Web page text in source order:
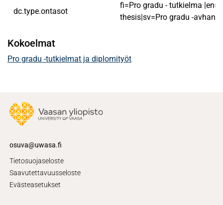
dc.type.ontasot
fi=Pro gradu - tutkielma
thesis|sv=Pro gradu -
Kokoelmat
Pro gradu -tutkielmat ja diplomityöt
osuva@uwasa.fi
Tietosuojaseloste
Saavutettavuusseloste
Evästeasetukset